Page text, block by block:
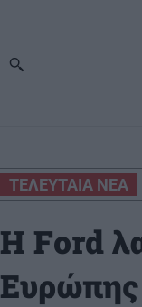
ΤΕΛΕΥΤΑΙΑ ΝΕΑ
H Ford
Ευρώπης